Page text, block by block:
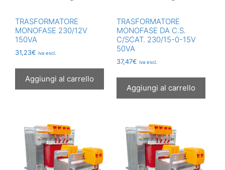
TRASFORMATORE
MONOFASE 230/12V
150VA
31,23€ iva escl.
Aggiungi al carrello
TRASFORMATORE
MONOFASE DA C.S.
C/SCAT. 230/15-0-15V
50VA
37,47€ iva escl.
Aggiungi al carrello